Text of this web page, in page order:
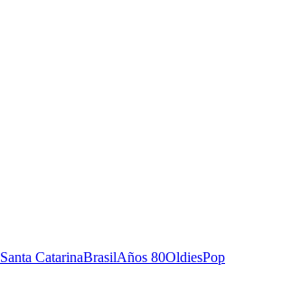
Santa CatarinaBrasilAños 80OldiesPop